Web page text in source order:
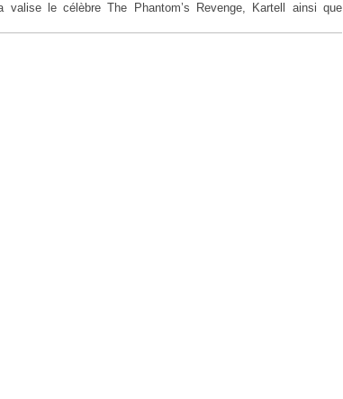
valise le célèbre The Phantom’s Revenge, Kartell ainsi que